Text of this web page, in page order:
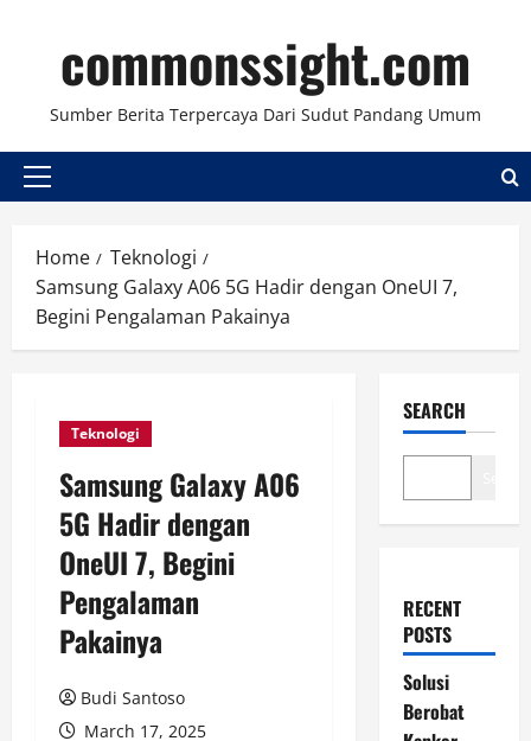
contentcommonssight.com
Sumber Berita Terpercaya Dari Sudut Pandang Umum
Primary
Home
Teknologi
Samsung Galaxy A06 5G Hadir dengan OneUI 7,
Begini Pengalaman Pakainya
Teknologi
Samsung Galaxy A06
5G Hadir dengan
OneUI 7, Begini
Pengalaman
Pakainya
Budi Santoso
March 17, 2025
SEARCH
RECENT
POSTS
Solusi
Berobat